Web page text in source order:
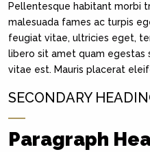
Pellentesque habitant morbi
malesuada fames ac turpis
feugiat vitae, ultricies eget,
libero sit amet quam egestas
vitae est. Mauris placerat
SECONDARY
Paragraph